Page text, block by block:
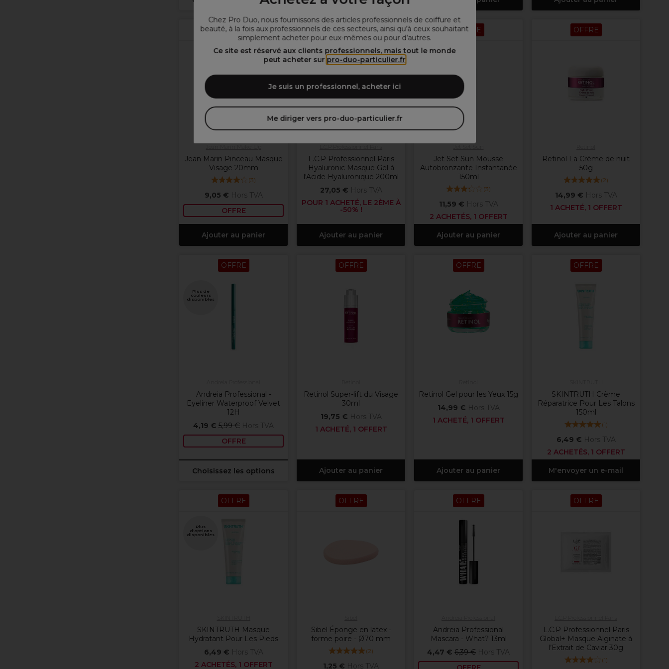
Chez Pro Duo, nous fournissons des articles professionnels de coiffure et
beauté, à la fois aux professionnels de ces secteurs, ainsi qu’à ceux souhaitant
simplement acheter pour eux-mêmes ou pour d’autres.
Ce site est réservé aux clients professionnels, mais tout le monde
peut acheter sur pro-duo-particulier.fr
Je suis un professionnel, acheter ici
Me diriger vers pro-duo-particulier.fr
OFFRE
Jean Marin Pinceau Masque
Visage 20mm
(3)
9,05 € Hors TVA
OFFRE
Ajouter au panier
OFFRE
L.C.P Professionnel Paris
Hyaluronic Masque Gel à
l'Acide Hyaluronique 200ml
27,05 € Hors TVA
POUR 1 ACHETÉ, LE 2ÈME À
-50% !
Ajouter au panier
OFFRE
Jet Set Sun Mousse
Autobronzante Instantanée
150ml
(3)
11,59 € Hors TVA
2 ACHETÉS, 1 OFFERT
Ajouter au panier
OFFRE
Retinol La Crème de nuit
50g
(2)
14,99 € Hors TVA
1 ACHETÉ, 1 OFFERT
Ajouter au panier
OFFRE
Plus de
couleurs
disponibles
Andreia Professional -
Eyeliner Waterproof Velvet
12H
4,19 € 5,99 € Hors TVA
OFFRE
Choisissez les options
OFFRE
Retinol Super-lift du Visage
30ml
19,75 € Hors TVA
1 ACHETÉ, 1 OFFERT
Ajouter au panier
OFFRE
Retinol Gel pour les Yeux 15g
14,99 € Hors TVA
1 ACHETÉ, 1 OFFERT
Ajouter au panier
OFFRE
SKINTRUTH Crème
Réparatrice Pour Les Talons
150ml
(1)
6,49 € Hors TVA
2 ACHETÉS, 1 OFFERT
M'envoyer un e-mail
OFFRE
Plus
d'options
disponibles
SKINTRUTH Masque
Hydratant Pour Les Pieds
6,49 € Hors TVA
2 ACHETÉS, 1 OFFERT
OFFRE
Sibel Éponge en latex -
forme poire - Ø70 mm
(2)
1,25 € Hors TVA
OFFRE
Andreia Professional
Mascara - What? 13ml
4,47 € 6,39 € Hors TVA
OFFRE
L.C.P Professionnel Paris
Global+ Masque Alginate à
l’Extrait de Caviar 30g
(1)